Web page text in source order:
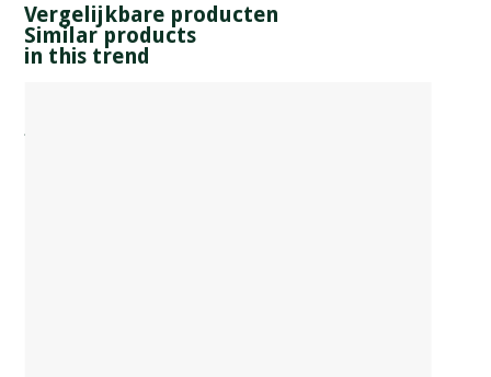
Vergelijkbare producten
Similar products
in this trend